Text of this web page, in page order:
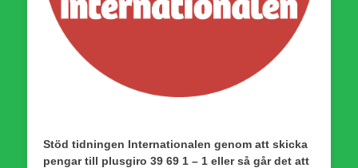
Stöd tidningen Internationalen genom att skicka
pengar till plusgiro 39 69 1 – 1 eller så går det att